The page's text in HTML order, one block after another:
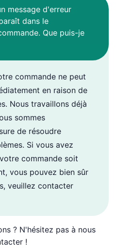
message d'erreur
dans le
Que puis-je
commande ne peut
en raison de
Nous travaillons déjà
sommes
de résoudre
Si vous avez
commande soit
vous pouvez bien sûr
veuillez contacter
? N'hésitez pas à nous
!